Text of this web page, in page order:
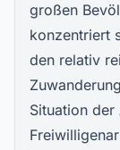
großen
konzentriert
den relativ
Situation der